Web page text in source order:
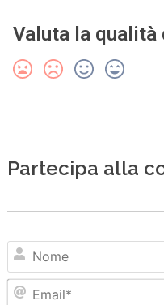
Valuta la
Partecipa alla